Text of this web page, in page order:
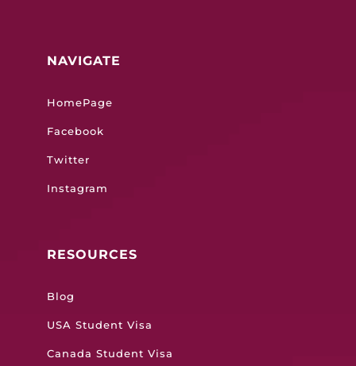
NAVIGATE
HomePage
Facebook
Twitter
Instagram
RESOURCES
Blog
USA Student Visa
Canada Student Visa